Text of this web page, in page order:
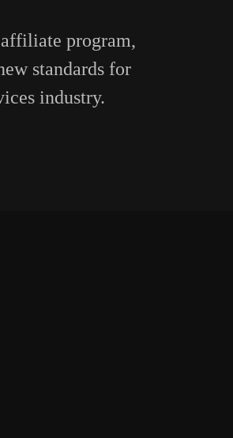
program,
standards for
industry.